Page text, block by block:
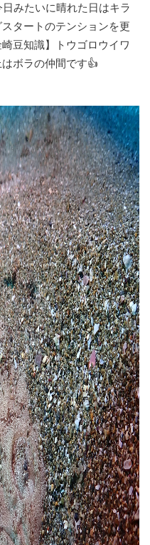
みたいに晴れた日はキラ
タートのテンションを更
豆知識】トウゴロウイワ
ボラの仲間です👍